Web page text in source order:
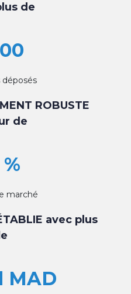
de
ROBUSTE
de
%
marché
avec plus
MAD